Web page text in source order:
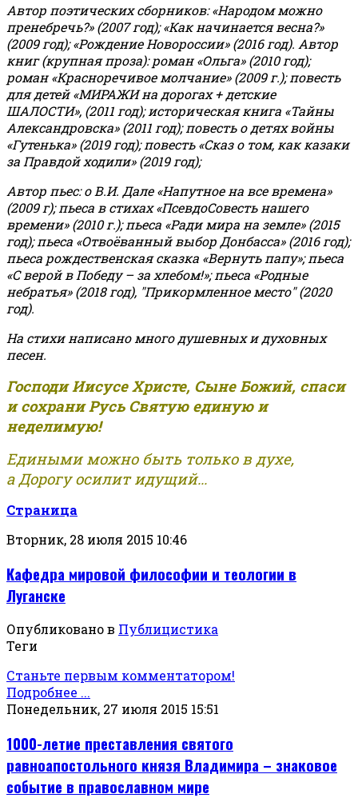
Автор поэтических сборников: «Народом можно
пренебречь?» (2007 год); «Как начинается весна?»
(2009 год); «Рождение Новороссии» (2016 год). Автор
книг (крупная проза): роман «Ольга» (2010 год);
роман «Красноречивое молчание» (2009 г.); повесть
для детей «МИРАЖИ на дорогах + детские
ШАЛОСТИ», (2011 год); историческая книга «Тайны
Александровска» (2011 год); повесть о детях войны
«Гутенька» (2019 год); повесть «Сказ о том, как казаки
за Правдой ходили» (2019 год);
Автор пьес: о В.И. Дале «Напутное на все времена»
(2009 г); пьеса в стихах «ПсевдоСовесть нашего
времени» (2010 г.); пьеса «Ради мира на земле» (2015
год); пьеса «Отвоёванный выбор Донбасса» (2016 год);
пьеса рождественская сказка «Вернуть папу»; пьеса
«С верой в Победу – за хлебом!»;пьеса «Родные
небратья» (2018 год), "Прикормленное место" (2020
год).
На стихи написано много душевных и духовных
песен.
Господи Иисусе Христе, Сыне Божий, спаси
и сохрани Русь Святую единую и
неделимую!
Едиными можно быть только в духе,
а Дорогу осилит идущий...
Страница
Вторник, 28 июля 2015 10:46
Кафедра мировой философии и теологии в
Луганске
Опубликовано в Публицистика
Теги
Станьте первым комментатором!
Подробнее ...
Понедельник, 27 июля 2015 15:51
1000-летие преставления святого
равноапостольного князя Владимира – знаковое
событие в православном мире